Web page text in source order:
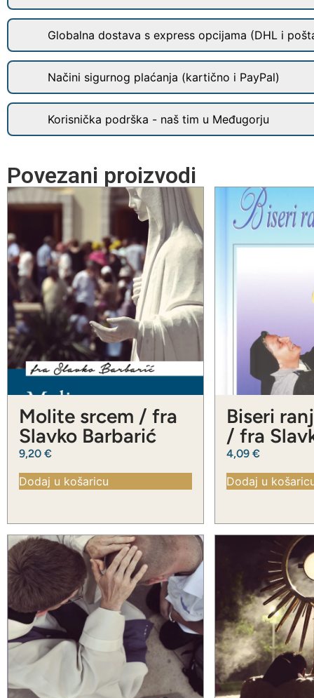
Globalna dostava s express opcijama (DHL i
Načini sigurnog plaćanja (kartično i PayPal)
Korisnička podrška - naš tim u Međugorju
Povezani proizvodi
Molite srcem / fra
Slavko Barbarić
9,20 €
Dodaj u košaricu
Biseri
/ fra
Barbarić
4,09 €
Dodaj u